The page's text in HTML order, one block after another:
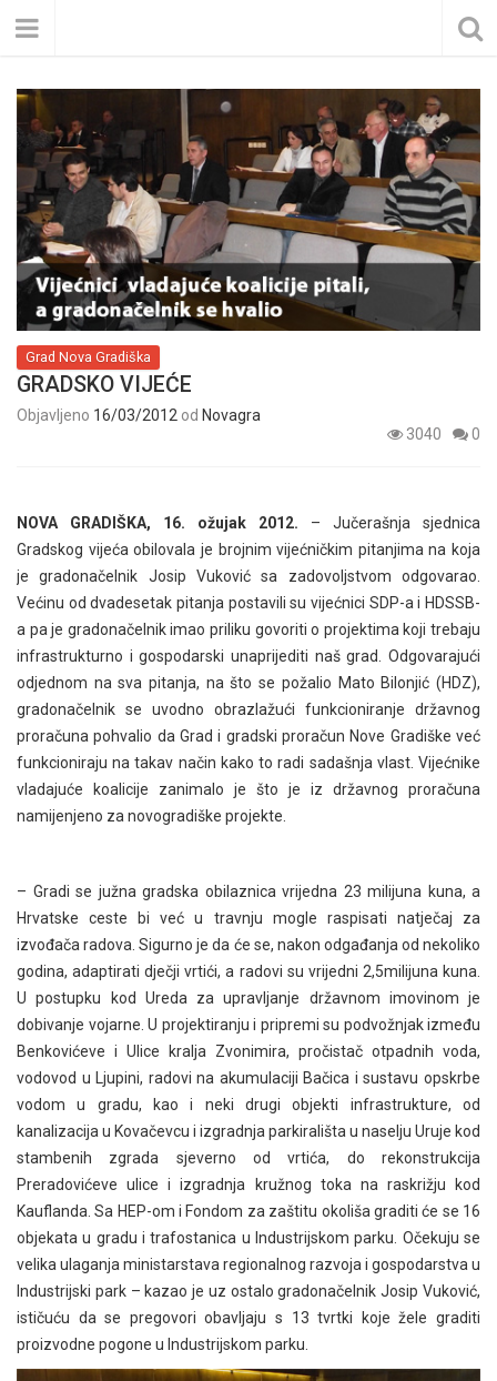
Grad Nova Gradiška
GRADSKO VIJEĆE
Objavljeno 16/03/2012 od Novagra
3040
0
NOVA GRADIŠKA, 16. ožujak 2012. – Jučerašnja sjednica
Gradskog vijeća obilovala je brojnim vijećničkim pitanjima na koja
je gradonačelnik Josip Vuković sa zadovoljstvom odgovarao.
Većinu od dvadesetak pitanja postavili su vijećnici SDP-ai HDSSB-
a pa je gradonačelnik imao priliku govoriti o projektima koji trebaju
infrastrukturno i gospodarski unaprijediti naš grad. Odgovarajući
odjednom na sva pitanja, na što se požalio Mato Bilonjić (HDZ),
gradonačelnik se uvodno obrazlažući funkcioniranje državnog
proračuna pohvalio da Grad i gradski proračun Nove Gradiške već
funkcioniraju na takav način kako to radi sadašnja vlast. Vijećnike
vladajuće koalicije zanimalo je što je iz državnog proračuna
namijenjeno za novogradiške projekte.
– Gradi se južna gradska obilaznica vrijedna 23 milijuna kuna, a
Hrvatske ceste bi već u travnju mogle raspisati natječaj za
izvođača radova. Sigurno je da će se, nakon odgađanja od nekoliko
godina, adaptirati dječji vrtići, a radovi su vrijedni 2,5milijuna kuna.
U postupku kod Ureda za upravljanje državnom imovinom je
dobivanje vojarne. U projektiranju i pripremi su podvožnjak između
Benkovićeve i Ulice kralja Zvonimira, pročistač otpadnih voda,
vodovod u Ljupini, radovi na akumulaciji Bačica i sustavu opskrbe
vodom u gradu, kao i neki drugi objekti infrastrukture, od
kanalizacija u Kovačevcu i izgradnja parkirališta u naselju Uruje kod
stambenih zgrada sjeverno od vrtića, do rekonstrukcija
Preradovićeve ulice i izgradnja kružnog toka na raskrižju kod
Kauflanda. Sa HEP-om i Fondom za zaštitu okoliša graditi će se 16
objekata u gradu i trafostanica u Industrijskom parku. Očekuju se
velika ulaganja ministarstava regionalnog razvoja i gospodarstva u
Industrijski park – kazao je uz ostalo gradonačelnik Josip Vuković,
ističuću da se pregovori obavljaju s 13 tvrtki koje žele graditi
proizvodne pogone u Industrijskom parku.